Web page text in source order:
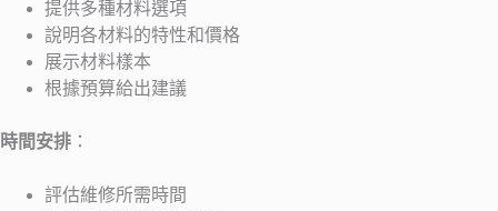
提供多種材料選項
說明各材料的特性和價格
展示材料樣本
根據預算給出建議
時間安排 ：
評估維修所需時間